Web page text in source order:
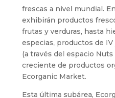
frescas a nivel mundial.
exhibirán productos
frutas y verduras, hasta
especias, productos de
(a través del espacio
creciente de productos
Ecorganic Market.
Esta última subárea,